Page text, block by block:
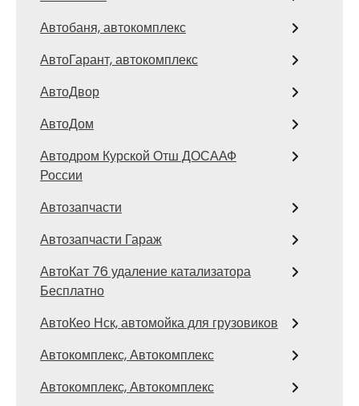
Автобаня, автокомплекс
АвтоГарант, автокомплекс
АвтоДвор
АвтоДом
Автодром Курской Отш ДОСААФ
России
Автозапчасти
Автозапчасти Гараж
АвтоКат 76 удаление катализатора
Бесплатно
АвтоКео Нск, автомойка для грузовиков
Автокомплекс, Автокомплекс
Автокомплекс, Автокомплекс